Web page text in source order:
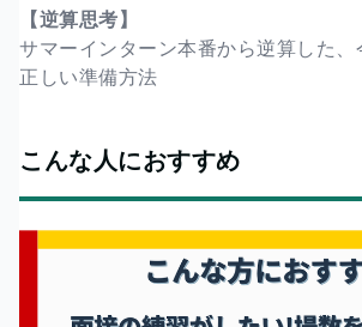
【逆算思考】
サマーインターン本番から逆算した
正しい準備方法
こんな人におすすめ